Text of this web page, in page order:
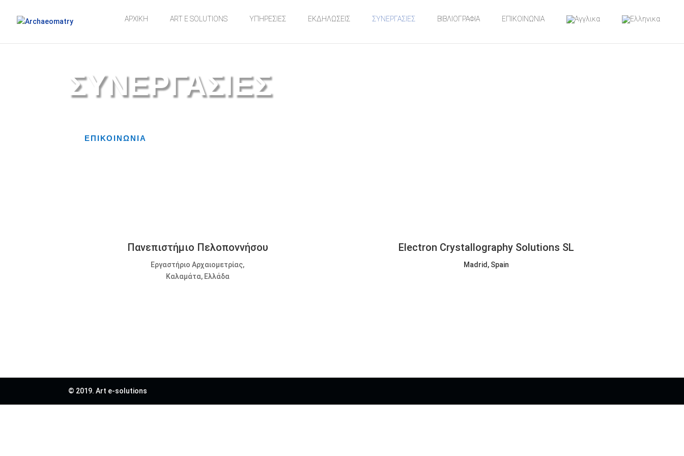
ΑΡΧΙΚΗ ART E SOLUTIONS ΥΠΗΡΕΣΙΕΣ ΕΚΔΗΛΩΣΕΙΣ ΣΥΝΕΡΓΑΣΙΕΣ ΒΙΒΛΙΟΓΡΑΦΙΑ ΕΠΙΚΟΙΝΩΝΙΑ
ΣΥΝΕΡΓΑΣΙΕΣ
ΕΠΙΚΟΙΝΩΝΙΑ
Πανεπιστήμιο Πελοποννήσου
Εργαστήριο Αρχαιομετρίας,
Καλαμάτα, Ελλάδα
Electron Crystallography Solutions SL
Madrid, Spain
© 2019. Art e-solutions